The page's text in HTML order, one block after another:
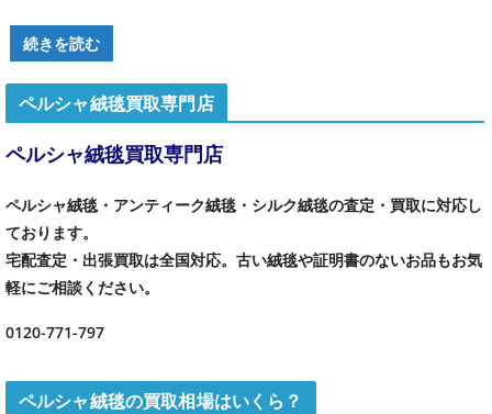
続きを読む
ペルシャ絨毯買取専門店
ペルシャ絨毯買取専門店
ペルシャ絨毯・アンティーク絨毯・シルク絨毯の査定・買取に対応し
ております。
宅配査定・出張買取は全国対応。古い絨毯や証明書のないお品もお気
軽にご相談ください。
0120-771-797
ペルシャ絨毯の買取相場はいくら？